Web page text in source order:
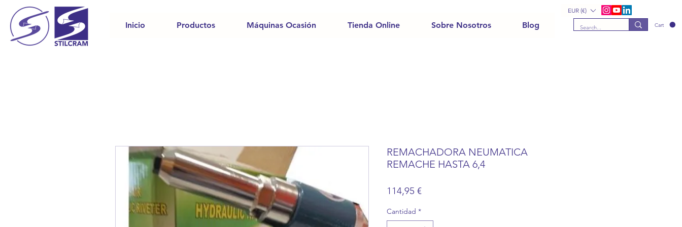
Inicio Productos Máquinas Ocasión Tienda Online Sobre Nosotros Blog Cart
EUR (€)
REMACHADORA NEUMATICA
REMACHE HASTA 6,4
114,95 €Precio
Cantidad *